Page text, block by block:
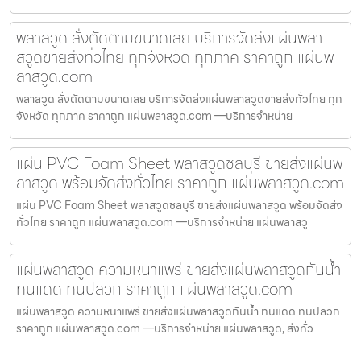
พลาสวูด สั่งตัดตามขนาดเลย บริการจัดส่งแผ่นพลา
สวูดขายส่งทั่วไทย ทุกจังหวัด ทุกภาค ราคาถูก แผ่นพ
ลาสวูด.com
พลาสวูด สั่งตัดตามขนาดเลย บริการจัดส่งแผ่นพลาสวูดขายส่งทั่วไทย ทุก
จังหวัด ทุกภาค ราคาถูก แผ่นพลาสวูด.com —บริการจำหน่าย
แผ่น PVC Foam Sheet พลาสวูดชลบุรี ขายส่งแผ่นพ
ลาสวูด พร้อมจัดส่งทั่วไทย ราคาถูก แผ่นพลาสวูด.com
แผ่น PVC Foam Sheet พลาสวูดชลบุรี ขายส่งแผ่นพลาสวูด พร้อมจัดส่ง
ทั่วไทย ราคาถูก แผ่นพลาสวูด.com —บริการจำหน่าย แผ่นพลาสวู
แผ่นพลาสวูด ความหนาแพร่ ขายส่งแผ่นพลาสวูดกันน้ำ
ทนแดด ทนปลวก ราคาถูก แผ่นพลาสวูด.com
แผ่นพลาสวูด ความหนาแพร่ ขายส่งแผ่นพลาสวูดกันน้ำ ทนแดด ทนปลวก
ราคาถูก แผ่นพลาสวูด.com —บริการจำหน่าย แผ่นพลาสวูด, ส่งทั่ว